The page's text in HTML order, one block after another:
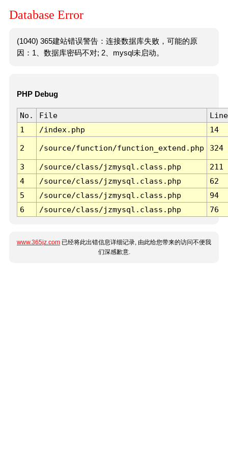
Database Error
(1040) 365建站错误警告：连接数据库失败，可能的原
因：1、数据库密码不对; 2、mysql未启动。
PHP Debug
No. File
Line
1
/index.php 14
2 /source/function/function_extend.php 324
3 /source/class/jzmysql.class.php
211
4
/source/class/jzmysql.class.php
62
5
/source/class/jzmysql.class.php
94
6
/source/class/jzmysql.class.php 76
www.365jz.com 已经将此出错信息详细记录, 由此给您带来的访问不便我
们深感歉意.